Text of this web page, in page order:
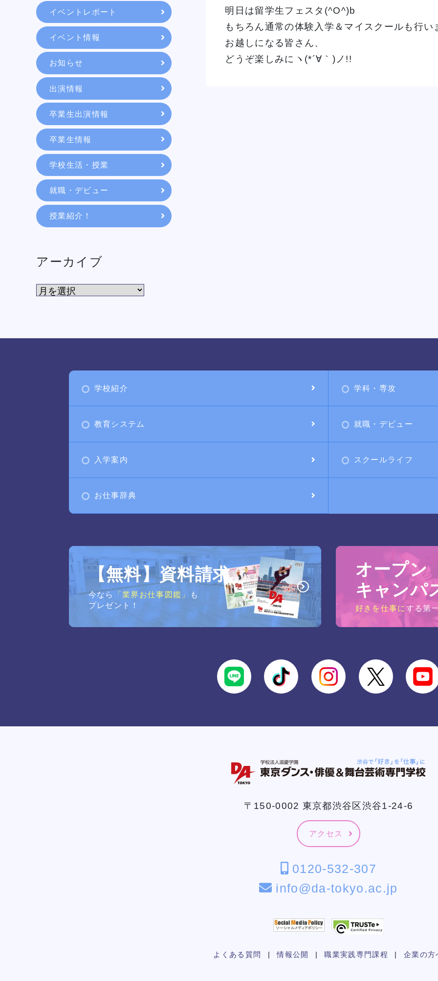
明日は留学生フェスタ(^O^)b
もちろん通常の体験入学＆マイスクールも行い
お越しになる皆さん、
どうぞ楽しみにヽ(*´∀｀)ノ!!
イベントレポート
イベント情報
お知らせ
出演情報
卒業生出演情報
卒業生情報
学校生活・授業
就職・デビュー
授業紹介！
アーカイブ
学校紹介 学科・専攻
教育システム 就職・デビュー
入学案内 スクールライフ
お仕事辞典
【無料】資料請求
今なら 「業界お仕事図鑑」
も
プレゼント！
オープン
キャンパ
好きを仕事にする第
学校紹介
学科・専攻
教育システム
就職・デビュー
入学案内
訪問者別
〒150-0002 東京都渋谷区渋谷1-24-6
アクセス
0120-532-307
info@da-tokyo.ac.jp
よくある質問 情報公開 職業実践専門課程 企業の方